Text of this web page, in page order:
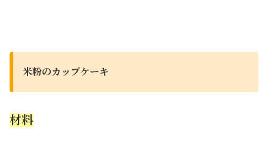
米粉のカップケーキ
材料